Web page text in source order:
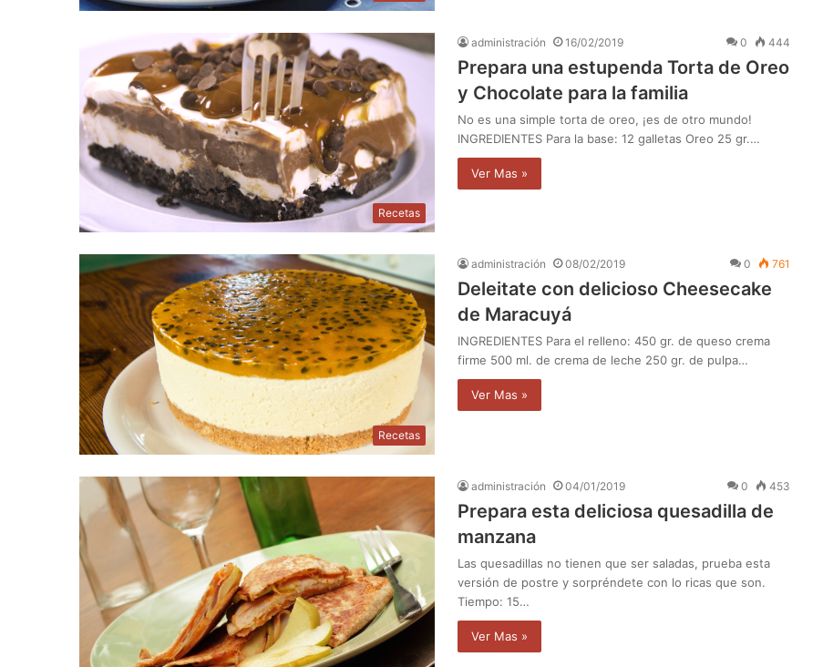
Recetas
administración 16/02/2019 0 444
Prepara una estupenda Torta de Oreo
y Chocolate para la familia
No es una simple torta de oreo, ¡es de otro mundo!
INGREDIENTES Para la base: 12 galletas Oreo 25 gr.…
Ver Mas »
Recetas
administración 08/02/2019 0 761
Deleitate con delicioso Cheesecake
de Maracuyá
INGREDIENTES Para el relleno: 450 gr. de queso crema
firme 500 ml. de crema de leche 250 gr. de pulpa…
Ver Mas »
administración 04/01/2019 0 453
Prepara esta deliciosa quesadilla de
manzana
Las quesadillas no tienen que ser saladas, prueba esta
versión de postre y sorpréndete con lo ricas que son.
Tiempo: 15…
Ver Mas »